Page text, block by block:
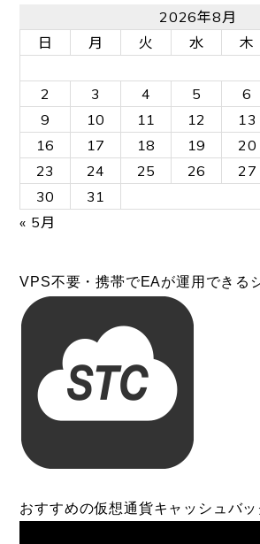
2026年8月
日
月 火 水 木
2
3 4 5 6
9
10 11 12 13
16
17 18 19 20
23
24 25 26 27
30
31
« 5月
VPS不要・携帯でEAが運用できる
おすすめの仮想通貨キャッシュバッ